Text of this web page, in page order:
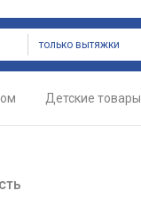
только вытяжки
Детские товары